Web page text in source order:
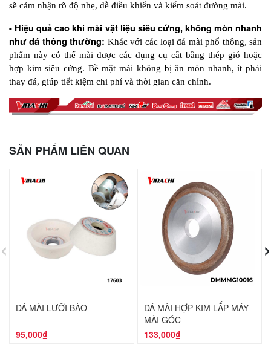
sẽ cảm nhận rõ độ nhẹ, dễ điều khiển và kiểm soát đường mài.
- Hiệu quả cao khi mài vật liệu siêu cứng, không mòn nhanh
như đá thông thường: Khác với các loại đá mài phổ thông, sản
phẩm này có thể mài được các dụng cụ cắt bằng thép gió hoặc
hợp kim siêu cứng. Bề mặt mài không bị ăn mòn nhanh, ít phải
thay đá, giúp tiết kiệm chi phí và thời gian căn chỉnh.
SẢN PHẨM LIÊN QUAN
ĐÁ MÀI LƯỠI BÀO
95,000₫
ĐÁ MÀI HỢP KIM LẮP MÁY
MÀI GÓC
133,000₫
‹ ›